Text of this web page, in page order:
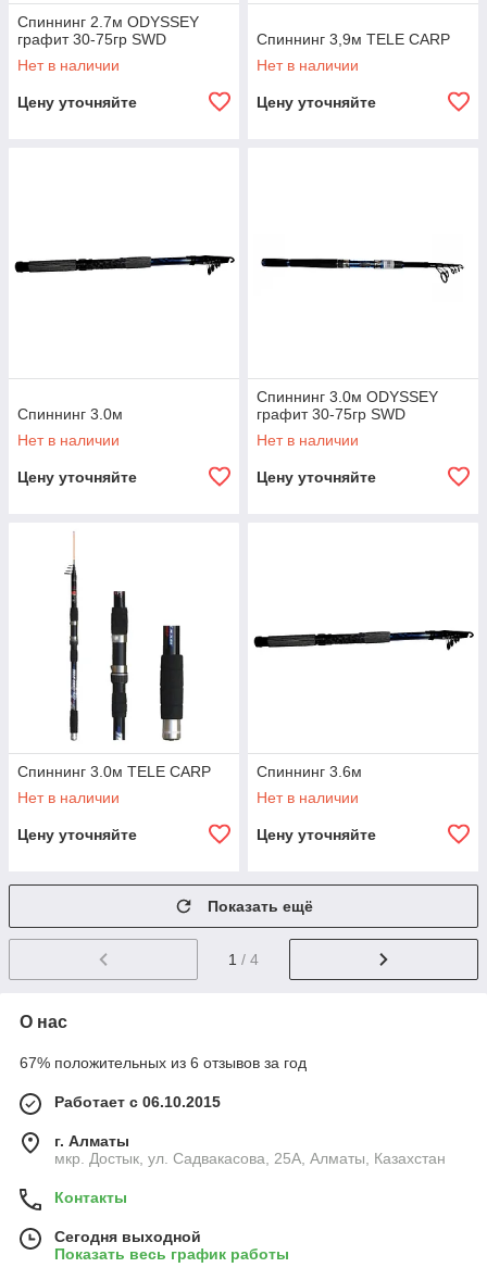
Спиннинг 2.7м ODYSSEY
графит 30-75гр SWD
Нет в наличии
Цену уточняйте
Спиннинг 3,9м TELE CARP
Нет в наличии
Цену уточняйте
Спиннинг 3.0м
Нет в наличии
Цену уточняйте
Спиннинг 3.0м ODYSSEY
графит 30-75гр SWD
Нет в наличии
Цену уточняйте
Спиннинг 3.0м TELE CARP
Нет в наличии
Цену уточняйте
Спиннинг 3.6м
Нет в наличии
Цену уточняйте
Показать ещё
1 / 4
О нас
67% положительных из 6 отзывов за год
Работает с 06.10.2015
г. Алматы
мкр. Достык, ул. Садвакасова, 25А, Алматы, Казахстан
Контакты
Сегодня выходной
Показать весь график работы